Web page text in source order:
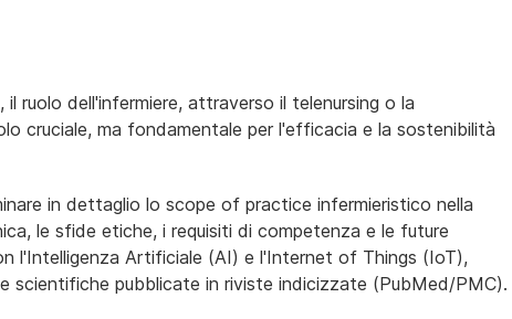
ruolo dell'infermiere, attraverso il telenursing o la
cruciale, ma fondamentale per l'efficacia e la sostenibilità
in dettaglio lo scope of practice infermieristico nella
le sfide etiche, i requisiti di competenza e le future
l'Intelligenza Artificiale (AI) e l'Internet of Things (IoT),
scientifiche pubblicate in riviste indicizzate (PubMed/PMC).